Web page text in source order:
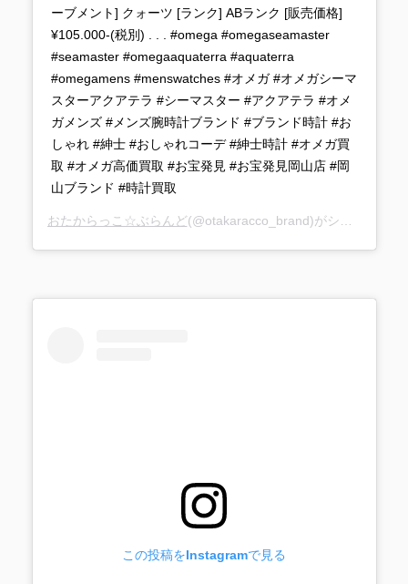
ーブメント] クォーツ [ランク] ABランク [販売価格]
¥105.000-(税別) . . . #omega #omegaseamaster
#seamaster #omegaaquaterra #aquaterra
#omegamens #menswatches #オメガ #オメガシーマ
スターアクアテラ #シーマスター #アクアテラ #オメ
ガメンズ #メンズ腕時計ブランド #ブランド時計 #お
しゃれ #紳士 #おしゃれコーデ #紳士時計 #オメガ買
取 #オメガ高価買取 #お宝発見 #お宝発見岡山店 #岡
山ブランド #時計買取
おたからっこ☆ぶらんど(@otakaracco_brand)がシェアした投稿 –
この投稿をInstagramで見る